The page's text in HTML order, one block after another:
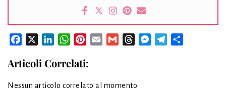
Facebook LinkedInWhatsAppPinterest
Email Gmail ThreadsMessenger
Telegram
Articoli Correlati:
Nessun articolo correlato al momento